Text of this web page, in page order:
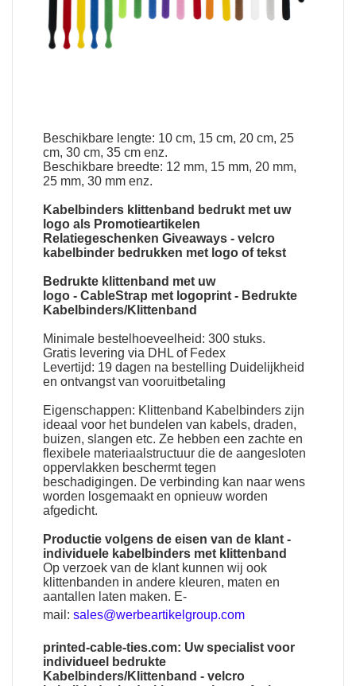
Beschikbare lengte: 10 cm, 15 cm, 20 cm, 25
cm, 30 cm, 35 cm enz.
Beschikbare breedte: 12 mm, 15 mm, 20 mm,
25 mm, 30 mm enz.
Kabelbinders klittenband bedrukt met uw
logo als Promotieartikelen
Relatiegeschenken Giveaways -velcro
kabelbinder bedrukken met logo of tekst
Bedrukte klittenband met uw
logo -CableStrap met logoprint - Bedrukte
Kabelbinders/Klittenband
Minimale bestelhoeveelheid: 300 stuks.
Gratis levering via DHL of Fedex
Levertijd: 19 dagen na bestelling Duidelijkheid
en ontvangst van vooruitbetaling
Eigenschappen: Klittenband Kabelbinders zijn
ideaal voor het bundelen van kabels, draden,
buizen, slangen etc. Ze hebben een zachte en
flexibele materiaalstructuur die de aangesloten
oppervlakken beschermt tegen
beschadigingen. De verbinding kan naar wens
worden losgemaakt en opnieuw worden
afgedicht.
Productie volgens de eisen van de klant -
individuele kabelbinders met klittenband
Op verzoek van de klant kunnen wij ook
klittenbanden in andere kleuren, maten en
aantallen laten maken. E-
mail:sales@werbeartikelgroup.com
printed-cable-ties.com: Uw specialist voor
individueel bedrukte
Kabelbinders/Klittenband - velcro